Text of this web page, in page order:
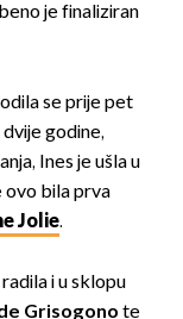
je finaliziran
se prije pet
godine,
Ines je ušla u
ovo bila prva
Jolie.
i u sklopu
Grisogono te